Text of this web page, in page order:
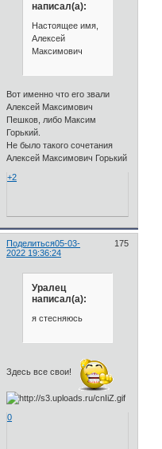
написал(а):
Настоящее имя,
Алексей
Максимович
Вот именно что его звали
Алексей Максимович
Пешков, либо Максим
Горький.
Не было такого сочетания
Алексей Максимович Горький
+2
Поделиться 175
05-03-
2022 19:36:24
Уралец
написал(а):
я стесняюсь
Здесь все свои!
0